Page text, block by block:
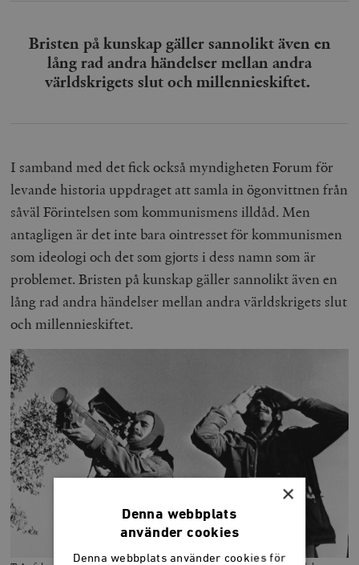
Bristen på kunskap gäller sannolikt även en
lång rad andra händelser mellan andra
världskrigets slut och millennieskiftet.
I samband med det fick också myndigheten Forum för
levande historia uppdraget att samla in ögonvittnen från
såväl Förintelsen som kommunismens illdåd. Men
antagligen är det inte bara ointresset för kommunismen
som ideologi och det som gjorts i dess namn som är
problemet. Bristen på kunskap gäller sannolikt även en
lång rad andra händelser mellan andra världskrigets slut
och millennieskiftet.
×
Denna webbplats
använder cookies
Denna webbplats använder cookies för